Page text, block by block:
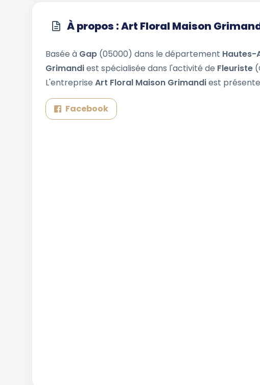
À propos : Art Floral Maison
Basée à Gap (05000) dans le département Hautes-
Grimandiest spécialisée dans l'activité de Fleuriste
L'entreprise Art Floral Maison Grimandiest
Facebook